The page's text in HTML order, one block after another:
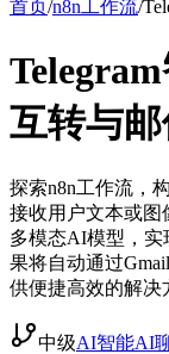
首页/n8n工作流/
互转与
探索n8n工作流，
接收用户文本或图
多模态AI模型，实
果将自动通过
供便捷高效的解决
中级AI智能AI